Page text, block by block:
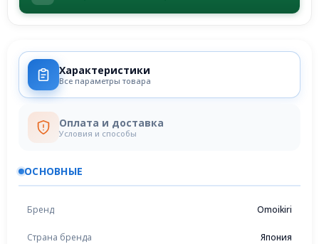
Характеристики
Все параметры товара
Оплата и доставка
Условия и способы
ОСНОВНЫЕ
Бренд Omoikiri
Страна бренда Япония